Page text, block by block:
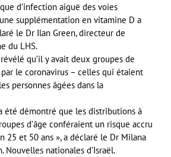
d’infection aiguë des voies
supplémentation en vitamine D a
le Dr Ilan Green, directeur de
du LHS.
qu’il y avait deux groupes de
le coronavirus – celles qui étaient
personnes âgées dans la
été démontré que les distributions à
d’âge conféraient un risque accru
25 et 50 ans », a déclaré le Dr Milana
Nouvelles nationales d’Israël.